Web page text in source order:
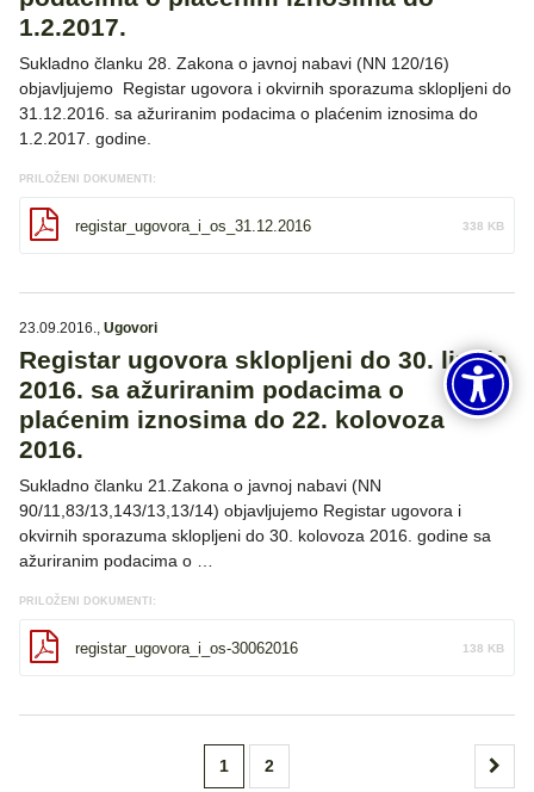
1.2.2017.
Sukladno članku 28. Zakona o javnoj nabavi (NN 120/16)
objavljujemo Registar ugovora i okvirnih sporazuma sklopljeni do
31.12.2016. sa ažuriranim podacima o plaćenim iznosima do
1.2.2017. godine.
PRILOŽENI DOKUMENTI:
registar_ugovora_i_os_31.12.2016 338 KB
23.09.2016., Ugovori
Registar ugovora sklopljeni do 30. lipnja
2016. sa ažuriranim podacima o
plaćenim iznosima do 22. kolovoza
2016.
Sukladno članku 21.Zakona o javnoj nabavi (NN
90/11,83/13,143/13,13/14) objavljujemo Registar ugovora i
okvirnih sporazuma sklopljeni do 30. kolovoza 2016. godine sa
ažuriranim podacima o …
PRILOŽENI DOKUMENTI:
registar_ugovora_i_os-30062016 138 KB
1 2